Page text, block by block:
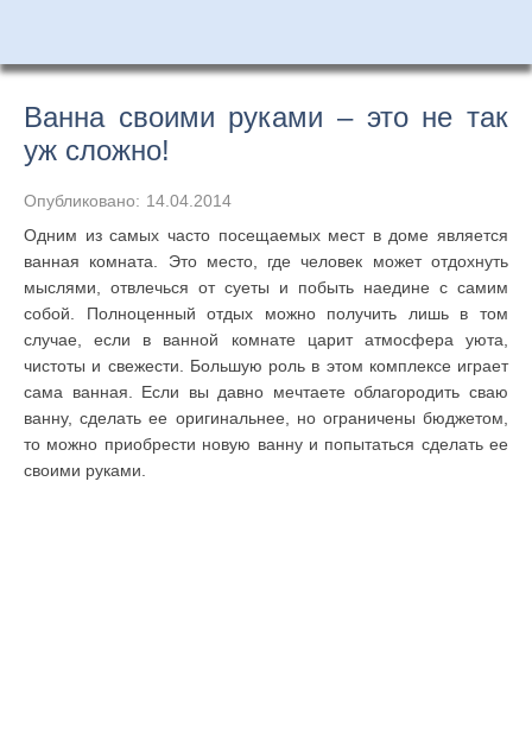
Ванна своими руками – это не так
уж сложно!
Опубликовано: 14.04.2014
Одним из самых часто посещаемых мест в доме является
ванная комната. Это место, где человек может отдохнуть
мыслями, отвлечься от суеты и побыть наедине с самим
собой. Полноценный отдых можно получить лишь в том
случае, если в ванной комнате царит атмосфера уюта,
чистоты и свежести. Большую роль в этом комплексе играет
сама ванная. Если вы давно мечтаете облагородить сваю
ванну, сделать ее оригинальнее, но ограничены бюджетом,
то можно приобрести новую ванну и попытаться сделать ее
своими руками.